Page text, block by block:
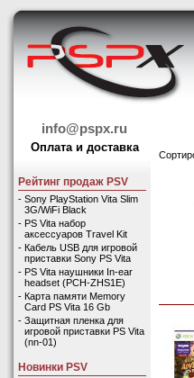
info@pspx.ru
Оплата и доставка
Рейтинг продаж PSV
- Sony PlayStation Vita Slim
3G/WiFi Black
- PS Vita набор
аксессуаров Travel Kit
- Кабель USB для игровой
приставки Sony PS Vita
- PS Vita наушники In-ear
headset (PCH-ZHS1E)
- Карта памяти Memory
Card PS Vita 16 Gb
- Защитная пленка для
игровой приставки PS Vita
(nn-01)
Новинки PSV